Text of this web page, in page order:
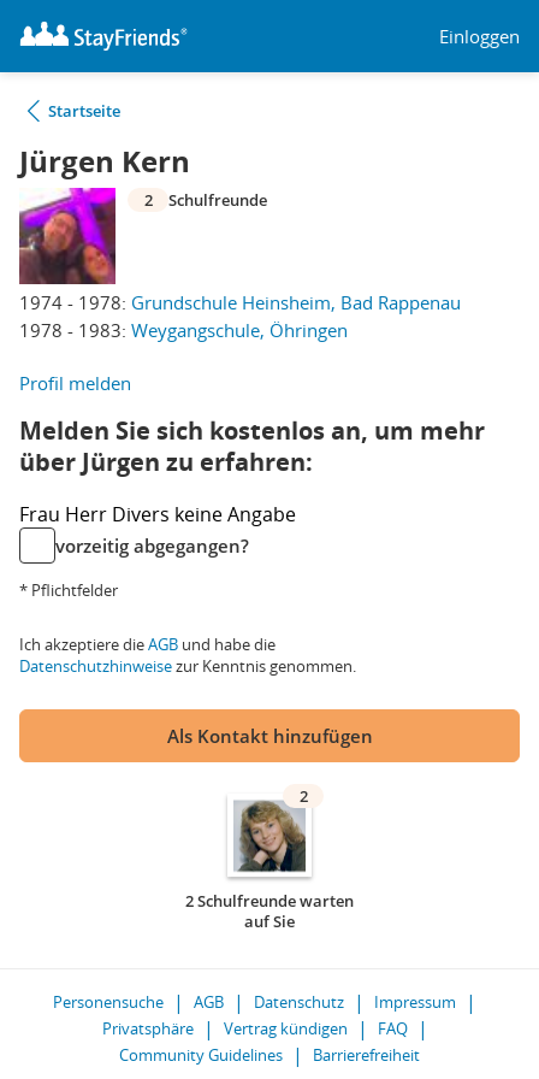
Einloggen
Startseite
Jürgen Kern
1974 - 1978: Grundschule Heinsheim, Bad Rappenau
1978 - 1983: Weygangschule, Öhringen
2 Schulfreunde
Profil melden
Melden Sie sich kostenlos an, um mehr
über Jürgen zu erfahren:
Frau Herr Divers keine Angabe
vorzeitig abgegangen?
* Pflichtfelder
Ich akzeptiere dieAGB und habe die
Datenschutzhinweisezur Kenntnis genommen.
Als Kontakt hinzufügen
2
2 Schulfreunde warten
auf Sie
Personensuche AGB Datenschutz
Impressum
Privatsphäre
Vertrag kündigen
FAQ
Community Guidelines
Barrierefreiheit